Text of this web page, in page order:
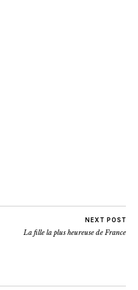
NEXT POST
La fille la plus heureuse de France